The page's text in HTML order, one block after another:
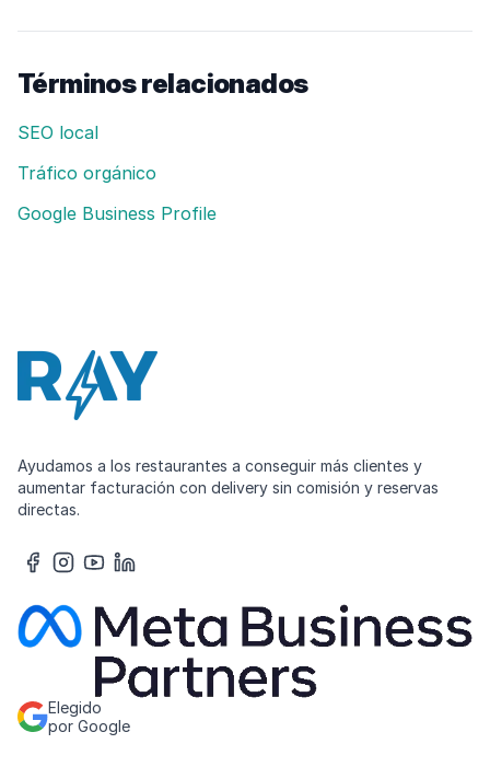
Términos relacionados
SEO local
Tráfico orgánico
Google Business Profile
Ayudamos a los restaurantes a conseguir más clientes y
aumentar facturación con delivery sin comisión y reservas
directas.
Elegido
por Google